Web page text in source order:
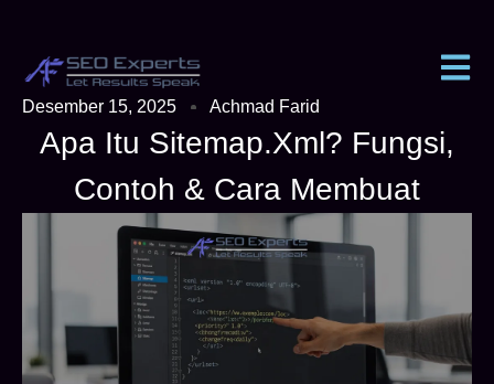
Desember 15, 2025 Achmad Farid
Apa Itu Sitemap.xml? Fungsi,
Contoh & Cara Membuat